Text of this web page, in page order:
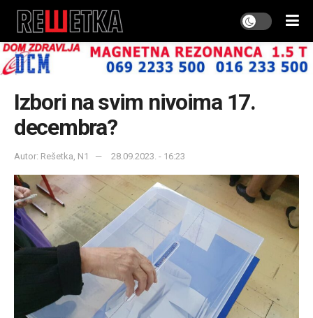
Izbori na svim nivoima 17.
decembra?
Autor: Rešetka, N1 28.09.2023. - 16:23